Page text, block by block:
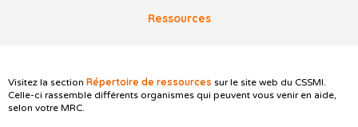
Ressources
Visitez la section Répertoire de ressources sur le site web du CSSMI.
Celle-ci rassemble différents organismes qui peuvent vous venir en aide,
selon votre MRC.